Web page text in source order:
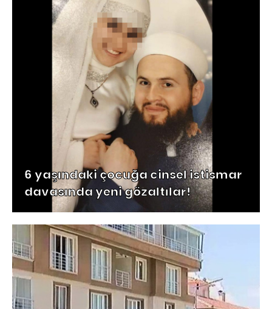
6 yaşındaki çocuğa cinsel istismar
davasında yeni gözaltılar!